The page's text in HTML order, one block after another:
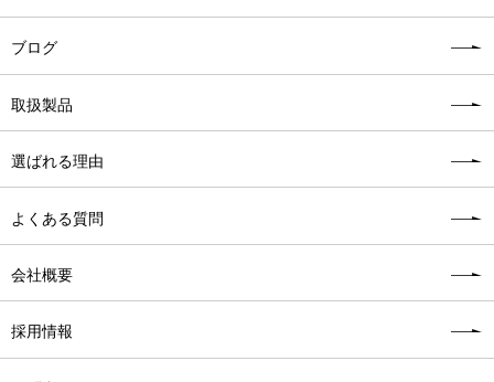
ブログ
取扱製品
選ばれる理由
よくある質問
会社概要
採用情報